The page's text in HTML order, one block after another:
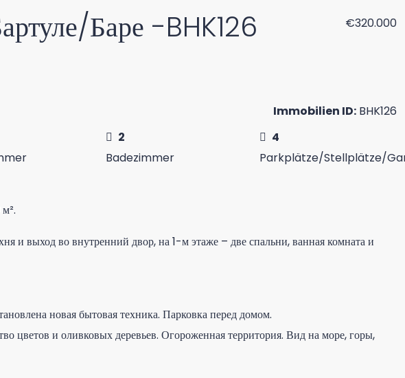
Баре -BHK126 €320.000
Immobilien ID: BHK126
2
Badezimmer
4
Parkplätze/Stellplätze/
и выход во внутренний двор, на 1-м этаже – две спальни, ванная комната и
новая бытовая техника. Парковка перед домом.
цветов и оливковых деревьев. Огороженная территория. Вид на море, горы,